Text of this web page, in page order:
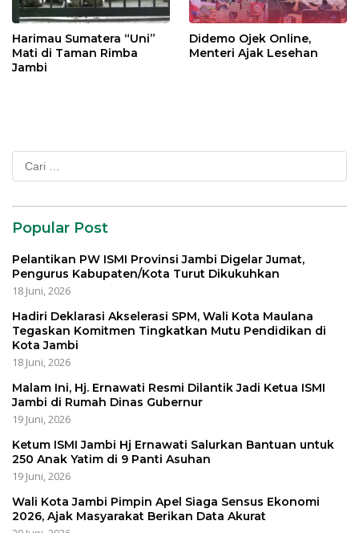
Harimau Sumatera “Uni”
Mati di Taman Rimba
Jambi
Didemo Ojek Online,
Menteri Ajak Lesehan
Cari
untuk:
Popular Post
Pelantikan PW ISMI Provinsi Jambi Digelar Jumat,
Pengurus Kabupaten/Kota Turut Dikukuhkan
18 Juni, 2026
Hadiri Deklarasi Akselerasi SPM, Wali Kota Maulana
Tegaskan Komitmen Tingkatkan Mutu Pendidikan di
Kota Jambi
18 Juni, 2026
Malam Ini, Hj. Ernawati Resmi Dilantik Jadi Ketua ISMI
Jambi di Rumah Dinas Gubernur
19 Juni, 2026
Ketum ISMI Jambi Hj Ernawati Salurkan Bantuan untuk
250 Anak Yatim di 9 Panti Asuhan
19 Juni, 2026
Wali Kota Jambi Pimpin Apel Siaga Sensus Ekonomi
2026, Ajak Masyarakat Berikan Data Akurat